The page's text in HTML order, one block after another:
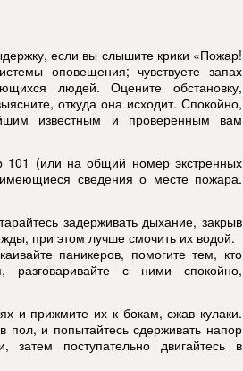
если вы слышите крики «Пожар!
оповещения; чувствуете запах
людей. Оцените обстановку,
откуда она исходит. Спокойно,
известным и проверенным вам
(или на общий номер экстренных
сведения о месте пожара.
задерживать дыхание, закрыв
при этом лучше смочить их водой.
паникеров, помогите тем, кто
с ними спокойно,
и прижмите их к бокам, сжав кулаки.
пол, и попытайтесь сдерживать напор
затем поступательно двигайтесь в